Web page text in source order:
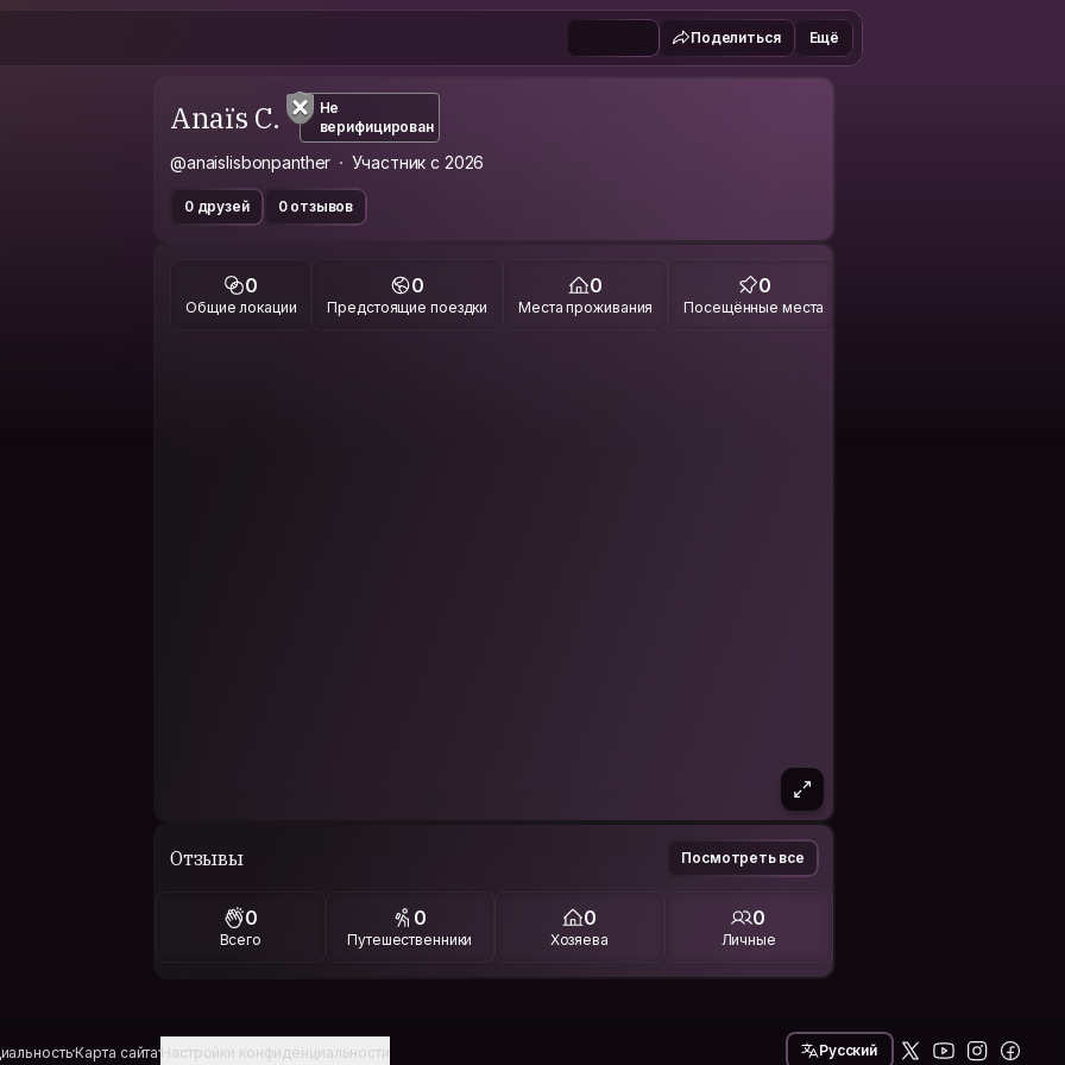
Поделиться Ещё
Anaïs C.
Не
верифицирован
@anaislisbonpanther Участник с 2026
0 друзей 0 отзывов
0
Общие локации
0
Предстоящие поездки
0
Места проживания
0
Посещённые места
Отзывы Посмотреть все
0
Всего
0
Путешественники
0
Хозяева
0
Личные
Карта сайтаНастройки конфиденциальности Русский